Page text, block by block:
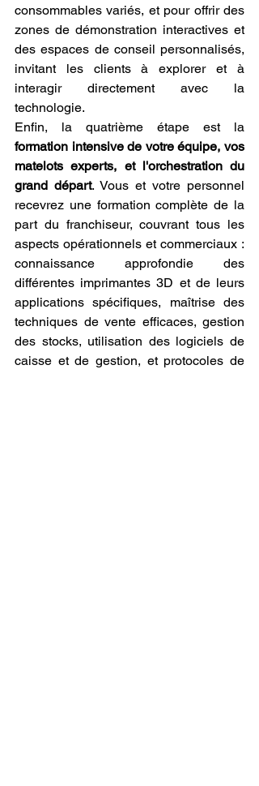
consommables variés, et pour offrir des
zones de démonstration interactives et
des espaces de conseil personnalisés,
invitant les clients à explorer et à
interagir directement avec la
technologie.
formation intensive de votre équipe, vos
matelots experts, et l'orchestration du
grand départ. Vous et votre personnel
recevrez une formation complète de la
part du franchiseur, couvrant tous les
aspects opérationnels et commerciaux :
connaissance approfondie des
différentes imprimantes 3D et de leurs
applications spécifiques, maîtrise des
techniques de vente efficaces, gestion
des stocks, utilisation des logiciels de
caisse et de gestion, et protocoles de